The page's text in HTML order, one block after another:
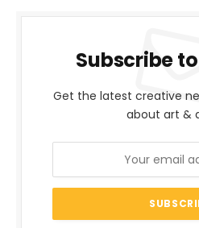
Subscribe
Get the latest creative
about art &